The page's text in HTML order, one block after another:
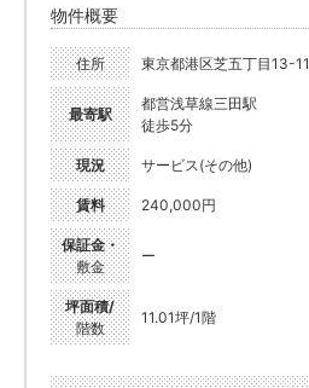
物件概要
住所 東京都港区芝五丁目13-11
最寄駅
都営浅草線三田駅
徒歩5分
現況 サービス(その他)
賃料 240,000円
保証金・
敷金
ー
坪面積/
階数
11.01坪/1階